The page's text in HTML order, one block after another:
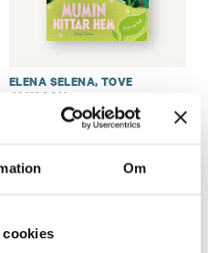
Om
cookies
ELENA SELENA, TOVE
JANSSON
Mumin hittar hem
SLUT I LAGER